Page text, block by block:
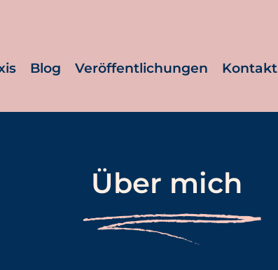
Blog Veröffentlichungen Kontakt
Über mich